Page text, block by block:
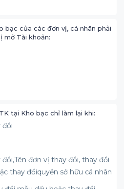
bạc của các đơn vị, cá nhân phải
mở Tài khoản:
tại Kho bạc chỉ làm lại khi:
đổi
đổi,Tên đơn vị thay đổi, thay đổi
thay đổiquyền sở hữu cá nhân